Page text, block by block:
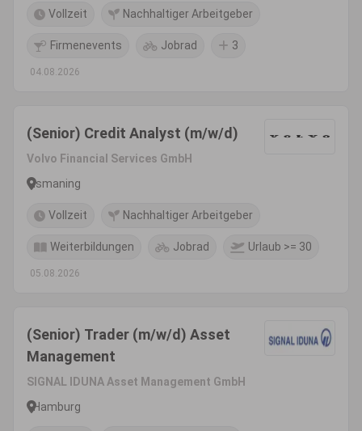
Vollzeit Nachhaltiger Arbeitgeber
Firmenevents Jobrad 3
04.08.2026
(Senior) Credit Analyst (m/w/d)
Volvo Financial Services GmbH
Ismaning
Vollzeit Nachhaltiger Arbeitgeber
Weiterbildungen Jobrad Urlaub >= 30
05.08.2026
(Senior) Trader (m/w/d) Asset
Management
SIGNAL IDUNA Asset Management GmbH
Hamburg